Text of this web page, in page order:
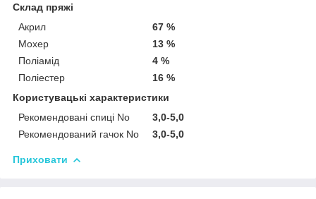
Склад пряжі
Акрил
67 %
Мохер
13 %
Поліамід
4 %
Поліестер
16 %
Користувацькі характеристики
Рекомендовані спиці No
3,0-5,0
Рекомендований гачок No
3,0-5,0
Приховати